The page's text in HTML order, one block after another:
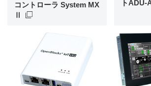
コントローラ System MX
Ⅱ
トADU-